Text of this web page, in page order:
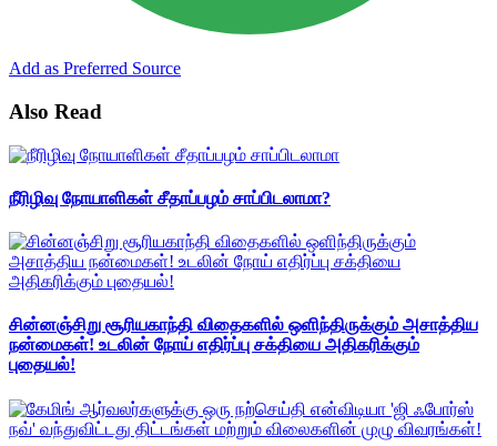
Add as Preferred Source
Also Read
நீரிழிவு நோயாளிகள் சீதாப்பழம் சாப்பிடலாமா?
சின்னஞ்சிறு சூரியகாந்தி விதைகளில் ஒளிந்திருக்கும் அசாத்திய
நன்மைகள்! உடலின் நோய் எதிர்ப்பு சக்தியை அதிகரிக்கும்
புதையல்!